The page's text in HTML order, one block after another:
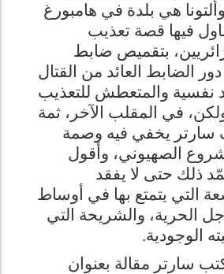
هي بلدة في هامبورغ
فيها قصة تعذيب
بتقميص ضابط
دور الضابط العائد من القتال
نفسية والمتعطش للتعذيب
في المقلب الآخر، ثمة
يخفي فيه وصمة
الصهيوني، وأقول
ذلك حتى لا يفقد
التي يتمتع بها في أوساط
الحرية، والشريحة التي
الوجودية.
سنة 1944 كتب سارتر مقالة بعنوان